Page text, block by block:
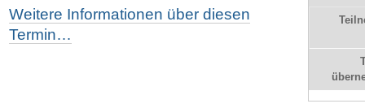
Weitere Informationen über diesen
Termin…